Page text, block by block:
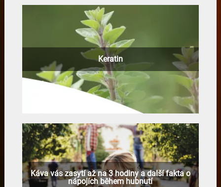
Keratin
Káva vás zasytí až na 3 hodiny a další fakta o
nápojích během hubnutí